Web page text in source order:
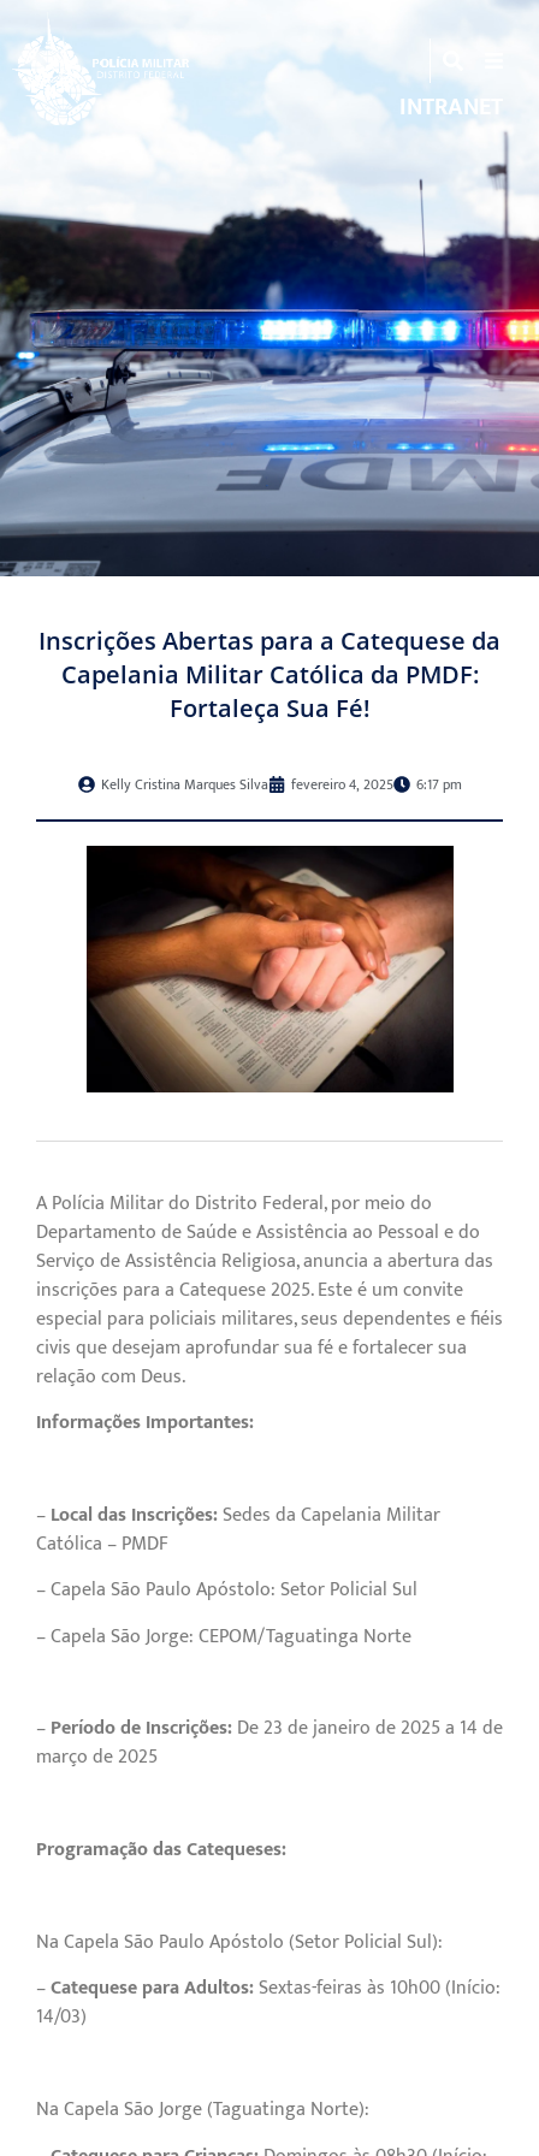
INTRANET
Inscrições Abertas para a Catequese da
Capelania Militar Católica da PMDF:
Fortaleça Sua Fé!
Kelly Cristina Marques Silva fevereiro 4, 2025 6:17 pm
A Polícia Militar do Distrito Federal, por meio do
Departamento de Saúde e Assistência ao Pessoal e do
Serviço de Assistência Religiosa, anuncia a abertura das
inscrições para a Catequese 2025. Este é um convite
especial para policiais militares, seus dependentes e fiéis
civis que desejam aprofundar sua fé e fortalecer sua
relação com Deus.
Informações Importantes:
–Local das Inscrições:Sedes da Capelania Militar
Católica – PMDF
– Capela São Paulo Apóstolo: Setor Policial Sul
– Capela São Jorge: CEPOM/Taguatinga Norte
–Período de Inscrições:De 23 de janeiro de 2025 a 14 de
março de 2025
Programação das Catequeses:
Na Capela São Paulo Apóstolo (Setor Policial Sul):
–Catequese para Adultos:Sextas-feiras às 10h00 (Início:
14/03)
Na Capela São Jorge (Taguatinga Norte):